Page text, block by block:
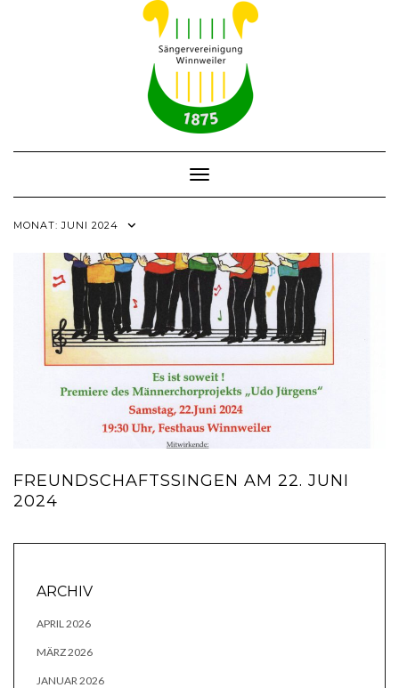
Toggle Navigation
MONAT:JUNI 2024
FREUNDSCHAFTSSINGEN AM 22. JUNI
2024
ARCHIV
APRIL 2026
MÄRZ 2026
JANUAR 2026